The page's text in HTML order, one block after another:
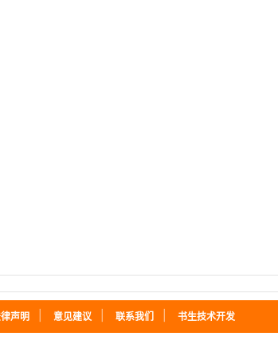
声明 意见建议 联系我们 书生技术开发